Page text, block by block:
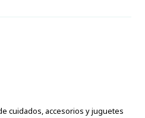
cuidados, accesorios y juguetes